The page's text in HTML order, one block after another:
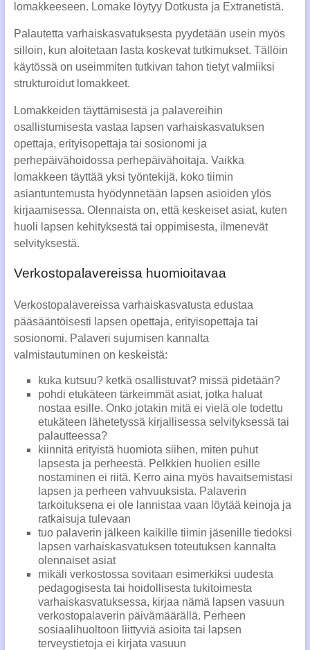
lomakkeeseen. Lomake löytyy Dotkusta ja Extranetistä.
Palautetta varhaiskasvatuksesta pyydetään usein myös
silloin, kun aloitetaan lasta koskevat tutkimukset. Tällöin
käytössä on useimmiten tutkivan tahon tietyt valmiiksi
strukturoidut lomakkeet.
Lomakkeiden täyttämisestä ja palavereihin
osallistumisesta vastaa lapsen varhaiskasvatuksen
opettaja, erityisopettaja tai sosionomi ja
perhepäivähoidossa perhepäivähoitaja. Vaikka
lomakkeen täyttää yksi työntekijä, koko tiimin
asiantuntemusta hyödynnetään lapsen asioiden ylös
kirjaamisessa. Olennaista on, että keskeiset asiat, kuten
huoli lapsen kehityksestä tai oppimisesta, ilmenevät
selvityksestä.
Verkostopalavereissa huomioitavaa
Verkostopalavereissa varhaiskasvatusta edustaa
pääsääntöisesti lapsen opettaja, erityisopettaja tai
sosionomi. Palaveri sujumisen kannalta
valmistautuminen on keskeistä:
kuka kutsuu? ketkä osallistuvat? missä pidetään?
pohdi etukäteen tärkeimmät asiat, jotka haluat
nostaa esille. Onko jotakin mitä ei vielä ole todettu
etukäteen lähetetyssä kirjallisessa selvityksessä tai
palautteessa?
kiinnitä erityistä huomiota siihen, miten puhut
lapsesta ja perheestä. Pelkkien huolien esille
nostaminen ei riitä. Kerro aina myös havaitsemistasi
lapsen ja perheen vahvuuksista. Palaverin
tarkoituksena ei ole lannistaa vaan löytää keinoja ja
ratkaisuja tulevaan
tuo palaverin jälkeen kaikille tiimin jäsenille tiedoksi
lapsen varhaiskasvatuksen toteutuksen kannalta
olennaiset asiat
mikäli verkostossa sovitaan esimerkiksi uudesta
pedagogisesta tai hoidollisesta tukitoimesta
varhaiskasvatuksessa, kirjaa nämä lapsen vasuun
verkostopalaverin päivämäärällä. Perheen
sosiaalihuoltoon liittyviä asioita tai lapsen
terveystietoja ei kirjata vasuun